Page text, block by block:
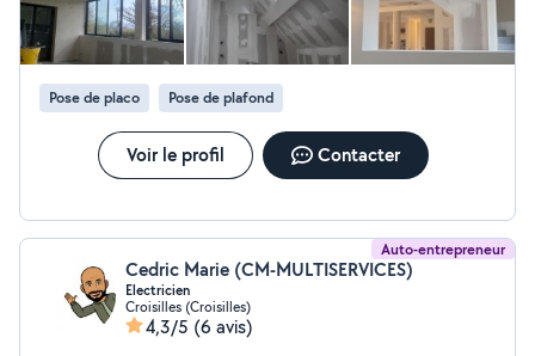
Pose de placo Pose de plafond
Voir le profil Contacter
Auto-entrepreneur
Cedric Marie (CM-MULTISERVICES)
Electricien
Croisilles (Croisilles)
4,3/5 (6 avis)